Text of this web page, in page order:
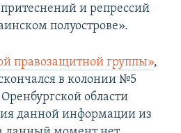
и репрессий
полуострове».
правозащитной группы»,
в колонии №5
области
данной информации из